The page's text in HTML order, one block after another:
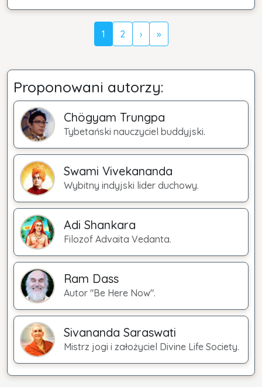
1 2 › »
Proponowani autorzy:
Chögyam Trungpa
Tybetański nauczyciel buddyjski.
Swami Vivekananda
Wybitny indyjski lider duchowy.
Adi Shankara
Filozof Advaita Vedanta.
Ram Dass
Autor "Be Here Now".
Sivananda Saraswati
Mistrz jogi i założyciel Divine Life Society.